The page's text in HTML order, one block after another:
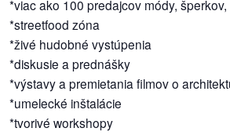
petície
z
médií
videá
*viac ako 100 predajcov módy,
*streetfood zóna
*živé hudobné vystúpenia
*diskusie a prednášky
*výstavy a premietania filmov o
*umelecké inštalácie
*tvorivé workshopy